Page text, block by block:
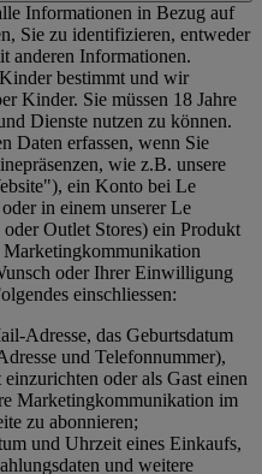
Informationen in Bezug auf
Sie zu identifizieren, entweder
anderen Informationen.
bestimmt und wir
Kinder. Sie müssen 18 Jahre
Dienste nutzen zu können.
Daten erfassen, wenn Sie
wie z.B. unsere
"), ein Konto bei Le
in einem unserer Le
Outlet Stores) ein Produkt
Marketingkommunikation
oder Ihrer Einwilligung
einschliessen:
Adresse, das Geburtsdatum
und Telefonnummer),
oder als Gast einen
Marketingkommunikation im
zu abonnieren;
und Uhrzeit eines Einkaufs,
und weitere